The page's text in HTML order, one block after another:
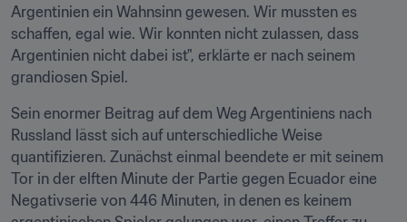
Argentinien ein Wahnsinn gewesen. Wir mussten es
schaffen, egal wie. Wir konnten nicht zulassen, dass
Argentinien nicht dabei ist", erklärte er nach seinem
grandiosen Spiel.
Sein enormer Beitrag auf dem Weg Argentiniens nach
Russland lässt sich auf unterschiedliche Weise
quantifizieren. Zunächst einmal beendete er mit seinem
Tor in der elften Minute der Partie gegen Ecuador eine
Negativserie von 446 Minuten, in denen es keinem